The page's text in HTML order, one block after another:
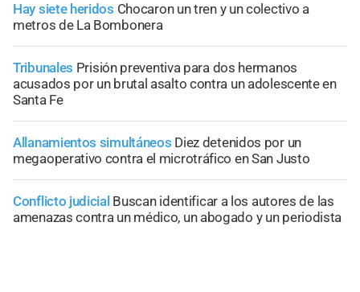
Hay siete heridos Chocaron un tren y un colectivo a
metros de La Bombonera
Tribunales Prisión preventiva para dos hermanos
acusados por un brutal asalto contra un adolescente en
Santa Fe
Allanamientos simultáneos Diez detenidos por un
megaoperativo contra el microtráfico en San Justo
Conflicto judicial Buscan identificar a los autores de las
amenazas contra un médico, un abogado y un periodista